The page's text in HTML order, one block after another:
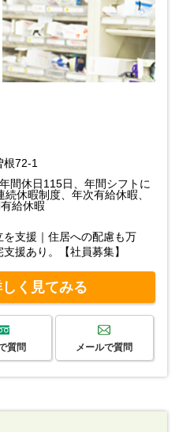
根72-1
間休日115日、年間シフトに
休暇制度、年次有給休暇、
給休暇
支援｜住居への配慮も万
援あり。【社員募集】
く見てみる
質問 メールで質問